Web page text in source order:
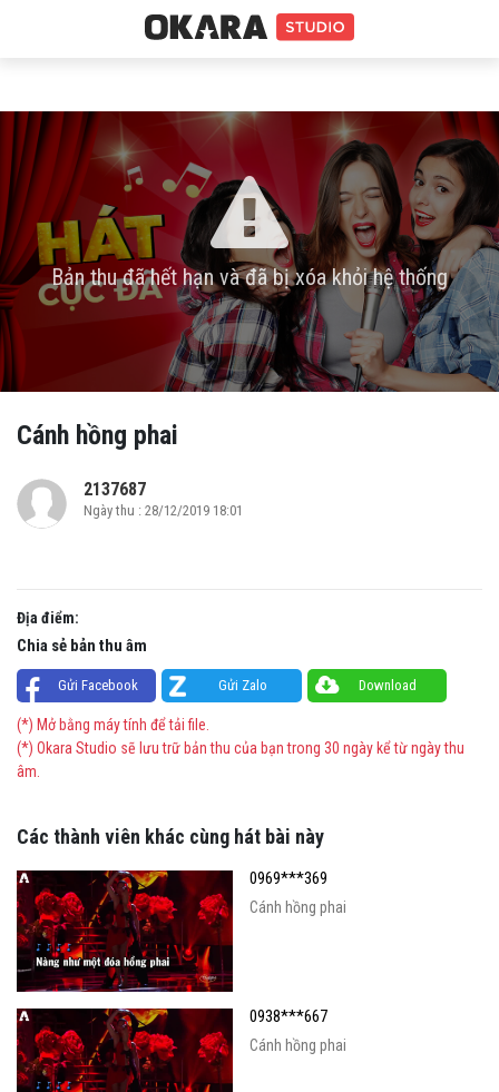
Bản thu đã hết hạn và đã bị xóa khỏi hệ thống
Cánh hồng phai
2137687
Ngày thu : 28/12/2019 18:01
Địa điểm:
Chia sẻ bản thu âm
Gửi Facebook Gửi Zalo Download
(*) Mở bằng máy tính để tải file.
(*) Okara Studio sẽ lưu trữ bản thu của bạn trong 30 ngày kể từ ngày thu
âm.
Các thành viên khác cùng hát bài này
0969***369
Cánh hồng phai
0938***667
Cánh hồng phai